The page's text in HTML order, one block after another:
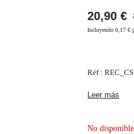
20,90 €
Incluyendo 0,17 €
Réf :
Leer más
No disponible